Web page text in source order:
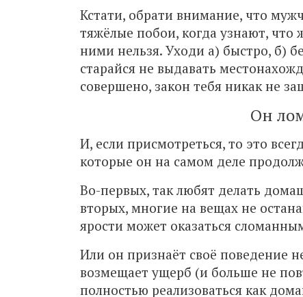
Кстати, обрати внимание, что
тяжёлые побои, когда узнают,
ними нельзя. Уходи а) быстро, б)
старайся не выдавать
совершено, закон тебя никак не
Он
И, если присмотреться, то это
которые он на самом деле
Во-первых, так любят делать
вторых, многие на вещах не
ярости может оказаться
Или он признаёт своё поведение
возмещает ущерб (и больше не
полностью реализоваться как